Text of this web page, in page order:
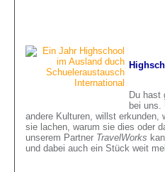
Du hast
bei uns.
andere Kulturen, willst erkunden,
sie lachen, warum sie dies oder
unserem Partner TravelWorks
und dabei auch ein Stück weit